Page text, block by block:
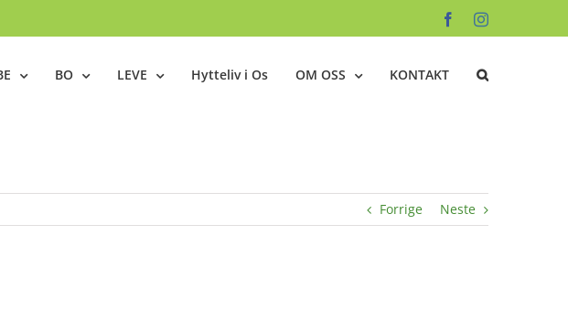
FacebookInstagram
BO LEVE Hytteliv i Os OM OSS KONTAKT
Forrige Neste